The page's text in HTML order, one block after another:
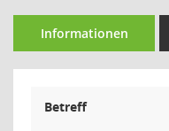
Informationen
Betreff